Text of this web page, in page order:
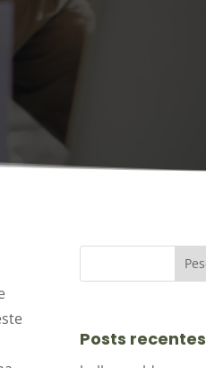
Posts recentes